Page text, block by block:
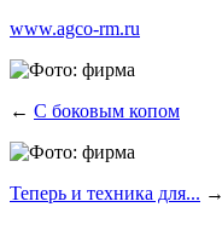
www.agco-rm.ru
← С боковым копом
Теперь и техника для... →